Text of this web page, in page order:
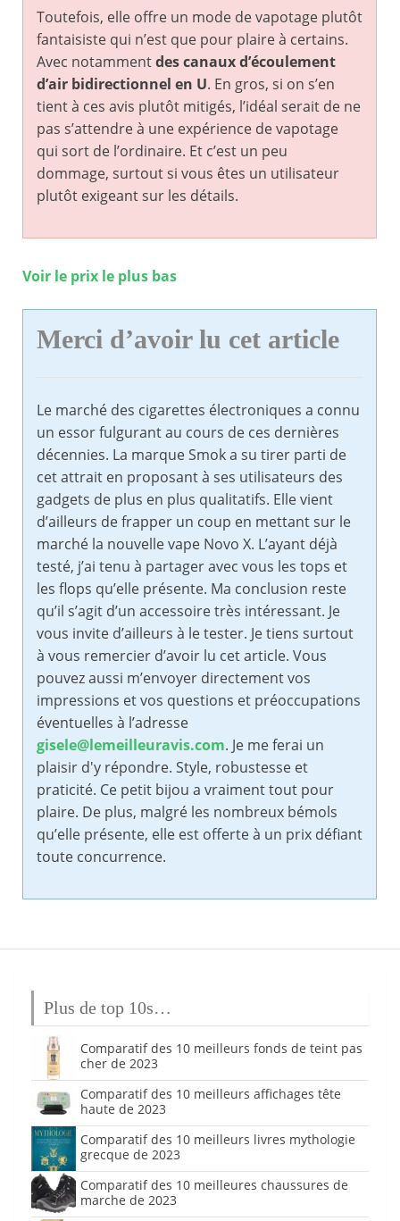
Toutefois, elle offre un mode de vapotage plutôt
fantaisiste qui n’est que pour plaire à certains.
Avec notammentdes canaux d’écoulement
d’air bidirectionnel en U. En gros, si on s’en
tient à ces avis plutôt mitigés, l’idéal serait de ne
pas s’attendre à une expérience de vapotage
qui sort de l’ordinaire. Et c’est un peu
dommage, surtout si vous êtes un utilisateur
plutôt exigeant sur les détails.
Voir le prix le plus bas
Merci d’avoir lu cet article
Le marché des cigarettes électroniques a connu
un essor fulgurant au cours de ces dernières
décennies. La marque Smok a su tirer parti de
cet attrait en proposant à ses utilisateurs des
gadgets de plus en plus qualitatifs. Elle vient
d’ailleurs de frapper un coup en mettant sur le
marché la nouvelle vape Novo X. L’ayant déjà
testé, j’ai tenu à partager avec vous les tops et
les flops qu’elle présente. Ma conclusion reste
qu’il s’agit d’un accessoire très intéressant. Je
vous invite d’ailleurs à le tester. Je tiens surtout
à vous remercier d’avoir lu cet article. Vous
pouvez aussi m’envoyer directement vos
impressions et vos questions et préoccupations
éventuelles à l’adresse
gisele@lemeilleuravis.com. Je me ferai un
plaisir d'y répondre. Style, robustesse et
praticité. Ce petit bijou a vraiment tout pour
plaire. De plus, malgré les nombreux bémols
qu’elle présente, elle est offerte à un prix défiant
toute concurrence.
Plus de top 10s…
Comparatif des 10 meilleurs fonds de teint pas
cher de 2023
Comparatif des 10 meilleurs affichages tête
haute de 2023
Comparatif des 10 meilleurs livres mythologie
grecque de 2023
Comparatif des 10 meilleures chaussures de
marche de 2023